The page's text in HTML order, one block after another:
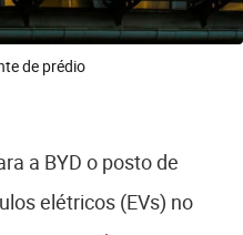
de prédio
a BYD o posto de
elétricos (EVs) no